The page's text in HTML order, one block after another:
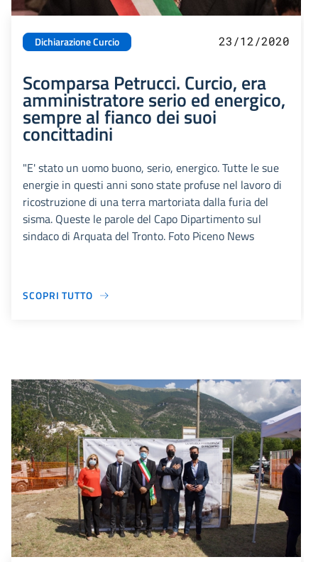
Dichiarazione Curcio 23/12/2020
Scomparsa Petrucci. Curcio, era
amministratore serio ed energico,
sempre al fianco dei suoi
concittadini
"E' stato un uomo buono, serio, energico. Tutte le sue
energie in questi anni sono state profuse nel lavoro di
ricostruzione di una terra martoriata dalla furia del
sisma. Queste le parole del Capo Dipartimento sul
sindaco di Arquata del Tronto. Foto Piceno News
SCOPRI TUTTO